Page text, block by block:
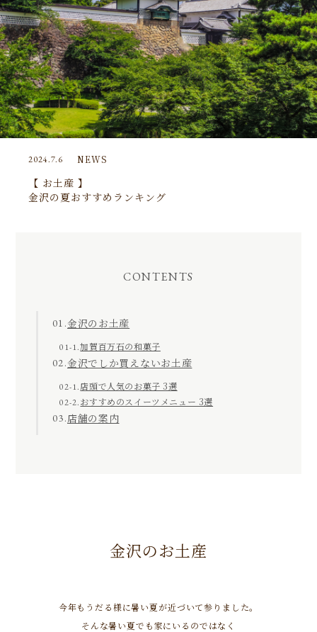
2024.7.6 NEWS
【 お土産 】
金沢の夏おすすめランキング
CONTENTS
01.金沢のお土産
01-1.加賀百万石の和菓子
02.金沢でしか買えないお土産
02-1.店頭で人気のお菓子 3選
02-2.おすすめのスイーツメニュー 3選
03.店舗の案内
金沢のお土産
今年もうだる様に暑い夏が近づいて参りました。
そんな暑い夏でも家にいるのではなく